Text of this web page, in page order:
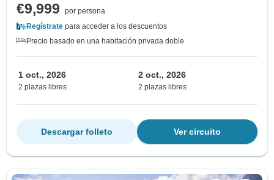
€9,999
por persona
Regístrate para acceder a los descuentos
Precio basado en una habitación privada doble
1 oct., 2026
2 plazas libres
2 oct., 2026
2 plazas libres
Ver circuito
Descargar folleto